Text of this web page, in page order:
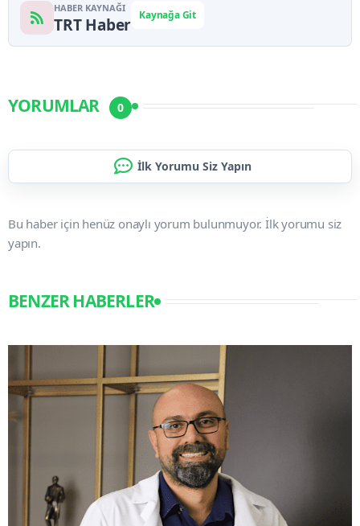
HABER KAYNAĞI
TRT Haber Kaynağa Git
YORUMLAR 0
İlk Yorumu Siz Yapın
Bu haber için henüz onaylı yorum bulunmuyor. İlk yorumu siz
yapın.
BENZER HABERLER